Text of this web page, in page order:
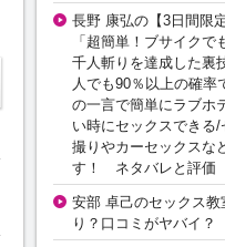
長野 康弘の【3日間限
「超簡単！ブサイク
千人斬りを達成した裏
人でも90％以上の確
の一言で簡単にラブホ
い時にセックスできる
撮りやカーセックスな
す！ ネタバレと評価
安部 卓己のセックス
り？口コミがヤバイ？